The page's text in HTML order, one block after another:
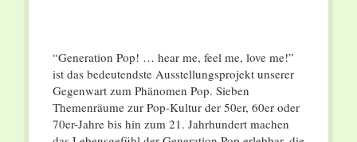
“Generation Pop! … hear me, feel me, love me!”
ist das bedeutendste Ausstellungsprojekt unserer
Gegenwart zum Phänomen Pop. Sieben
Themenräume zur Pop-Kultur der 50er, 60er oder
70er-Jahre bis hin zum 21. Jahrhundert machen